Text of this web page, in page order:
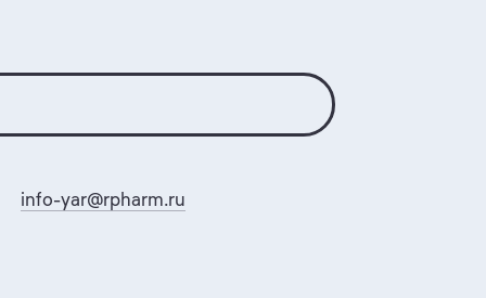
info-yar@rpharm.ru